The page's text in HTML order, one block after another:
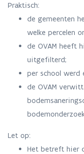
Praktisch:
de gemeenten
welke percelen
de OVAM heeft
uitgefilterd;
per school werd
de OVAM
Let op:
Het betreft hier